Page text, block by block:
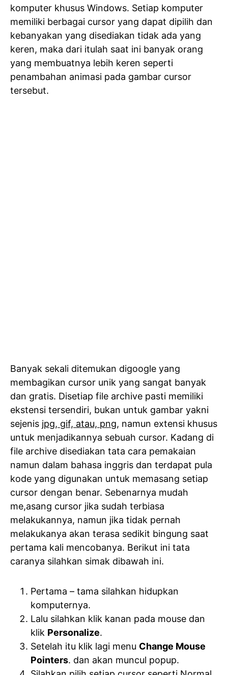
komputer khusus Windows. Setiap komputer
memiliki berbagai cursor yang dapat dipilih dan
kebanyakan yang disediakan tidak ada yang
keren, maka dari itulah saat ini banyak orang
yang membuatnya lebih keren seperti
penambahan animasi pada gambar cursor
tersebut.
Banyak sekali ditemukan digoogle yang
membagikan cursor unik yang sangat banyak
dan gratis. Disetiap file archive pasti memiliki
ekstensi tersendiri, bukan untuk gambar yakni
sejenis jpg, gif, atau, png, namun extensi khusus
untuk menjadikannya sebuah cursor. Kadang di
file archive disediakan tata cara pemakaian
namun dalam bahasa inggris dan terdapat pula
kode yang digunakan untuk memasang setiap
cursor dengan benar. Sebenarnya mudah
me,asang cursor jika sudah terbiasa
melakukannya, namun jika tidak pernah
melakukanya akan terasa sedikit bingung saat
pertama kali mencobanya. Berikut ini tata
caranya silahkan simak dibawah ini.
Pertama – tama silahkan hidupkan
komputernya.
Lalu silahkan klik kanan pada mouse dan
klik Personalize.
Setelah itu klik lagi menu Change Mouse
Pointers. dan akan muncul popup.